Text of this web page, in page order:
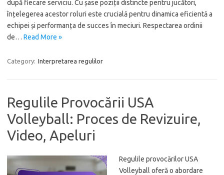
după fiecare serviciu. Cu șase poziții distincte pentru jucători,
înțelegerea acestor roluri este crucială pentru dinamica eficientă a
echipei și performanța de succes în meciuri. Respectarea ordinii
de… Read More »
Category: Interpretarea regulilor
Regulile Provocării USA
Volleyball: Proces de Revizuire,
Video, Apeluri
Regulile provocărilor USA
Volleyball oferă o abordare